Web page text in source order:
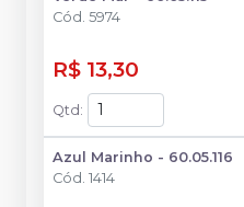
Cód. 5974
R$ 13,30
Qtd:
Azul Marinho - 60.05.116
Cód. 1414